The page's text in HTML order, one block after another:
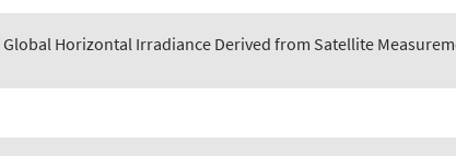
Horizontal Irradiance Derived from Satellite